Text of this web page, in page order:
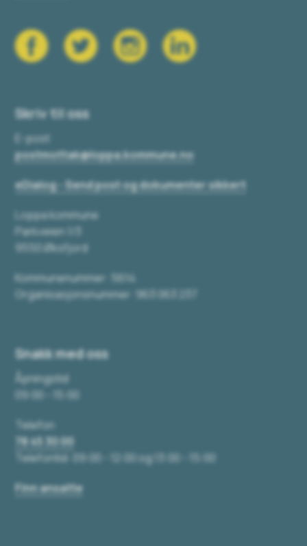
Skriv til oss
E-post
postmottak@loppa.kommune.no
eDialog - Send post og dokumenter sikkert
Loppa kommune
Parkveien 1/3
9550 Øksfjord
Kommunenummer: 5614
Organisasjonsnummer: 963 063 237
Snakk med oss
Åpningstid
09:00 - 15:00
Telefon
78 45 30 00
Telefontid: 09:00 - 12:00 og 13:00 - 15:00
Finn ansatte